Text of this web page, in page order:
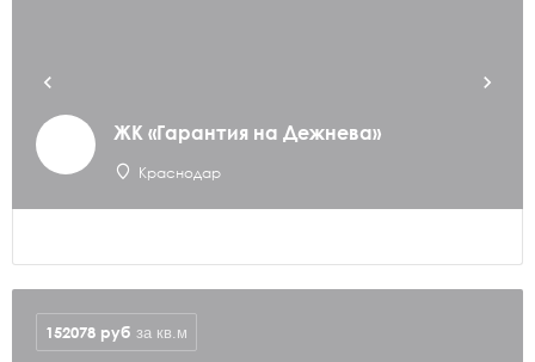
ЖК «Гарантия на Дежнева»
Краснодар
152078 руб за кв.м